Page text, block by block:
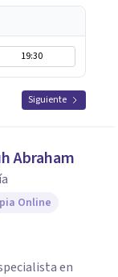
19:30
Siguiente
Abraham
Online
en